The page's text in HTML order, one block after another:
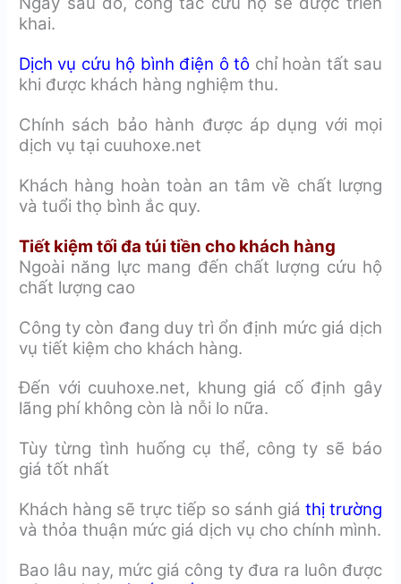
khai.
Dịch vụ cứu hộ bình điện ô tô chỉ hoàn tất sau
khi được khách hàng nghiệm thu.
Chính sách bảo hành được áp dụng với mọi
dịch vụ tại cuuhoxe.net
Khách hàng hoàn toàn an tâm về chất lượng
và tuổi thọ bình ắc quy.
Tiết kiệm tối đa túi tiền cho khách hàng
Ngoài năng lực mang đến chất lượng cứu hộ
chất lượng cao
Công ty còn đang duy trì ổn định mức giá dịch
vụ tiết kiệm cho khách hàng.
Đến với cuuhoxe.net, khung giá cố định gây
lãng phí không còn là nỗi lo nữa.
Tùy từng tình huống cụ thể, công ty sẽ báo
giá tốt nhất
Khách hàng sẽ trực tiếp so sánh giá thị trường
và thỏa thuận mức giá dịch vụ cho chính mình.
Bao lâu nay, mức giá công ty đưa ra luôn được